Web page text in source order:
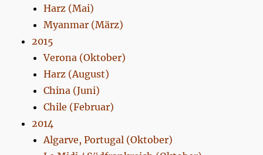
Harz (Mai)
Myanmar (März)
2015
Verona (Oktober)
Harz (August)
China (Juni)
Chile (Februar)
2014
Algarve, Portugal (Oktober)